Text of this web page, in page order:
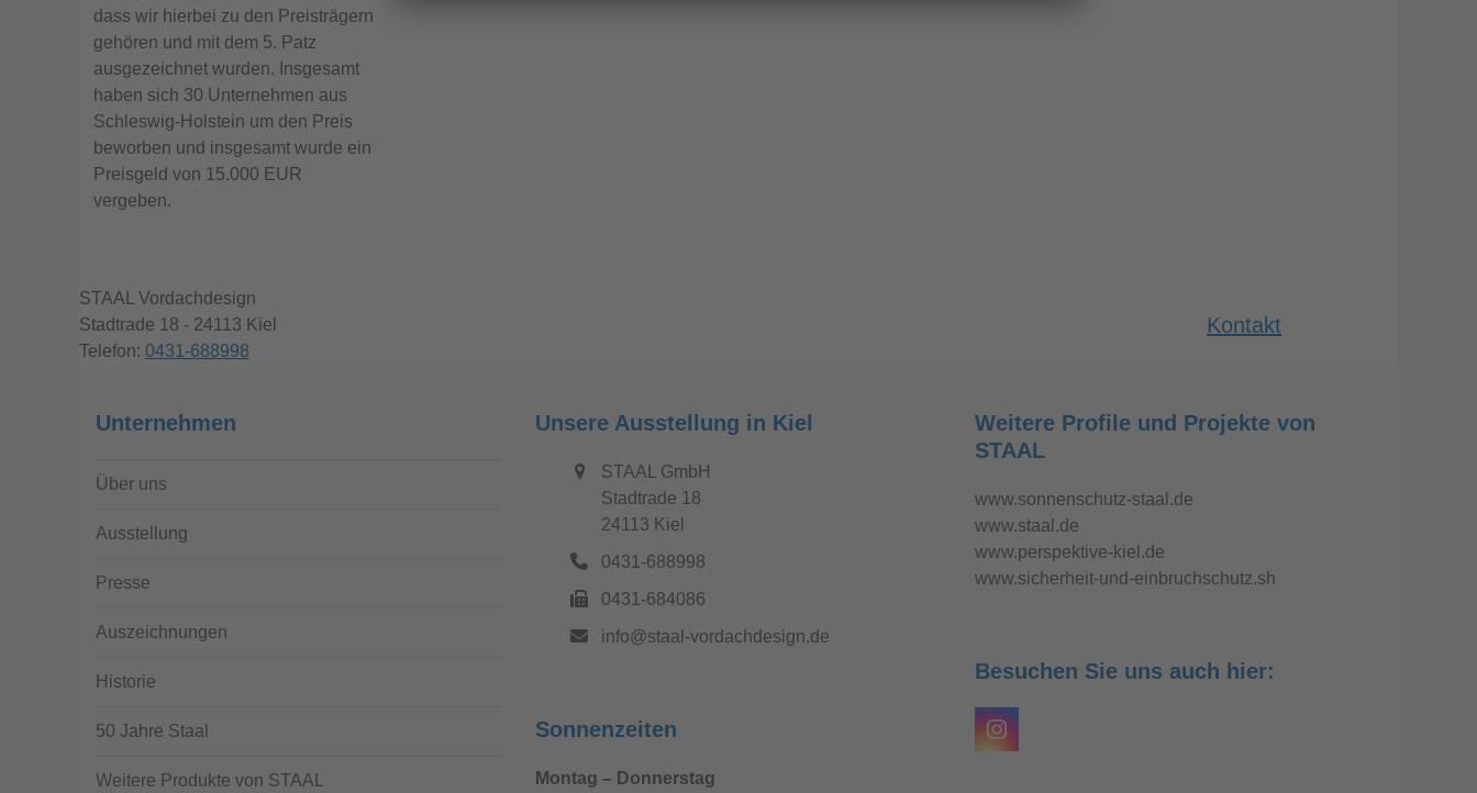
dass wir hierbei zu den Preisträgern
gehören und mit dem 5. Patz
ausgezeichnet wurden. Insgesamt
haben sich 30 Unternehmen aus
Schleswig-Holstein um den Preis
beworben und insgesamt wurde ein
Preisgeld von 15.000 EUR
vergeben.
STAAL Vordachdesign
Stadtrade 18 - 24113 Kiel
Telefon: 0431-688998
Kontakt
Unternehmen
Über uns
Ausstellung
Presse
Auszeichnungen
Historie
50 Jahre Staal
Weitere Produkte von STAAL
Unsere Ausstellung in Kiel
STAAL GmbH
Stadtrade 18
24113 Kiel
0431-688998
0431-684086
info@staal-vordachdesign.de
Sonnenzeiten
Montag – Donnerstag
Weitere Profile und Projekte von
STAAL
www.sonnenschutz-staal.de
www.staal.de
www.perspektive-kiel.de
www.sicherheit-und-einbruchschutz.sh
Besuchen Sie uns auch hier:
Instagram